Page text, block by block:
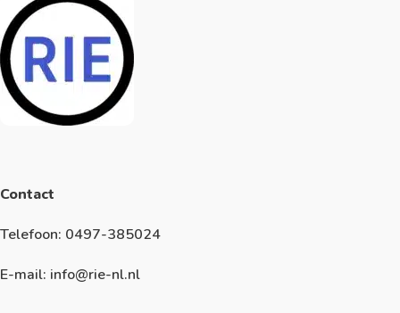
Contact
Telefoon: 0497-385024
E-mail: info@rie-nl.nl